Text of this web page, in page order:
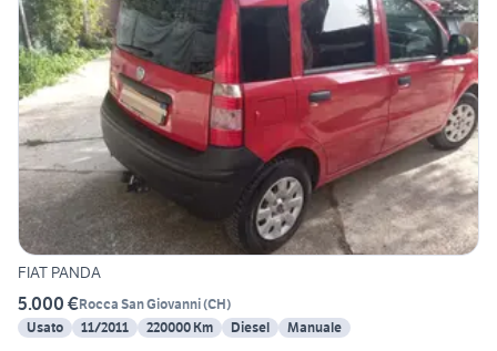
FIAT PANDA
5.000 €Rocca San Giovanni(CH)
Usato
11/2011 220000 Km Diesel Manuale